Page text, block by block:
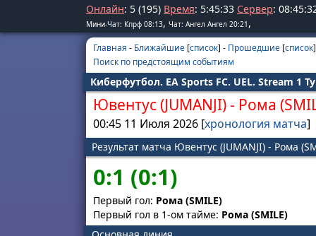
Онлайн: 5 (195) Время: 5:45:33 Сервер: 08:45:
Мини-Чат: Кпрф 08:13, Чат: Ангел Ангел 20:21 ,
Главная - Ближайшие [список] - Прошедшие [список]
Поиск по предстоящим событиям
Киберфутбол. EA Sports FC. UEL. Stream 1
Ювентус (JUMANJI)- Рома
00:45 11 Июля 2026 [хронология матча]
Результат матча Ювентус (JUMANJI) - Рома
0:1 (0:1)
Первый гол: Рома (SMILE)
Первый гол в 1-ом тайме: Рома (SMILE)